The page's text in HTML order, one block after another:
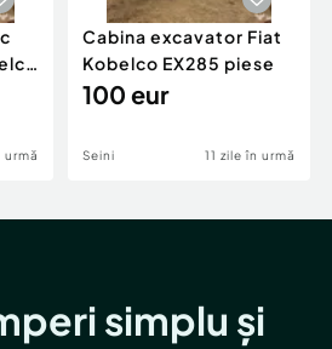
urmă
Cabina excavator Fiat
Kobelco EX285 piese
100 eur
Seini 11 zile în urmă
simplu și